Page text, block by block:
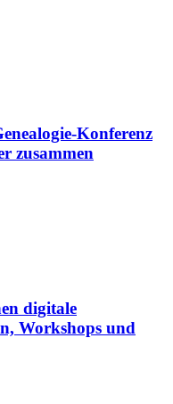
Konferenz
zusammen
digitale
Workshops und